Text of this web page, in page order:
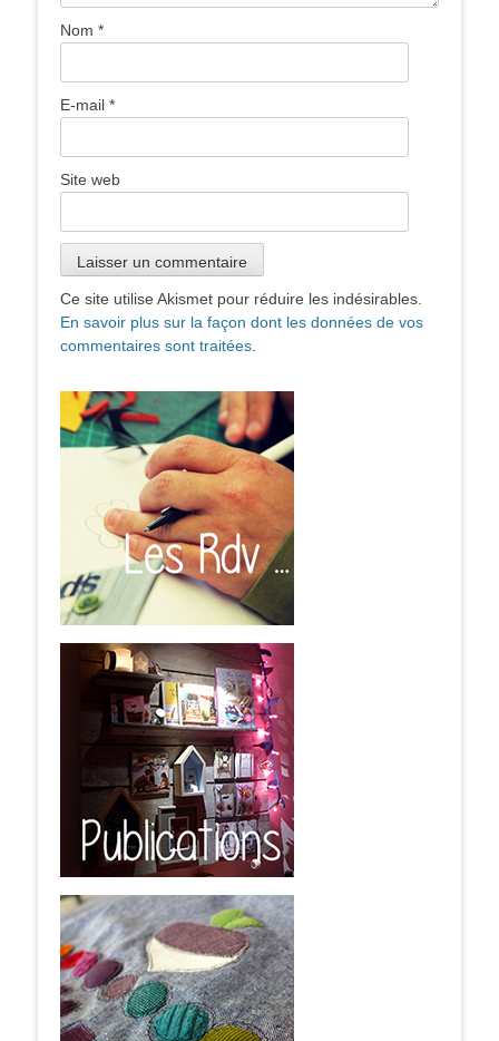
Nom *
E-mail *
Site web
Ce site utilise Akismet pour réduire les indésirables.
En savoir plus sur la façon dont les données de vos
commentaires sont traitées